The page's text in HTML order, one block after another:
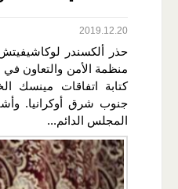
2019.12.20
حذر ألكسندر
منظمة الأمن والتعاون في
كتابة اتفاقات مينسك
جنوب شرق أوكرانيا.
المجلس الدائم...